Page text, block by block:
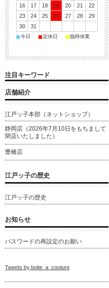
16
17 18 19 20 21
22
23
24 25 26 27 28
29
30
31
■今日 ■定休日 ■臨時休業
注目キーワード
店舗紹介
江戸ッ子本部（ネットショップ）
静岡店（2026年7月10日をもちまして
閉店いたしました）
豊橋店
江戸ッ子の歴史
江戸ッ子の歴史
お知らせ
パスワードの再設定のお願い
Tweets by boite_a_couture